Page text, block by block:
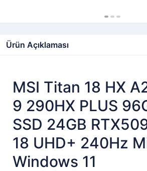
Ürün Açıklaması
MSI Titan 18 HX
9 290HX PLUS
SSD 24GB
18 UHD+ 240Hz
Windows 11